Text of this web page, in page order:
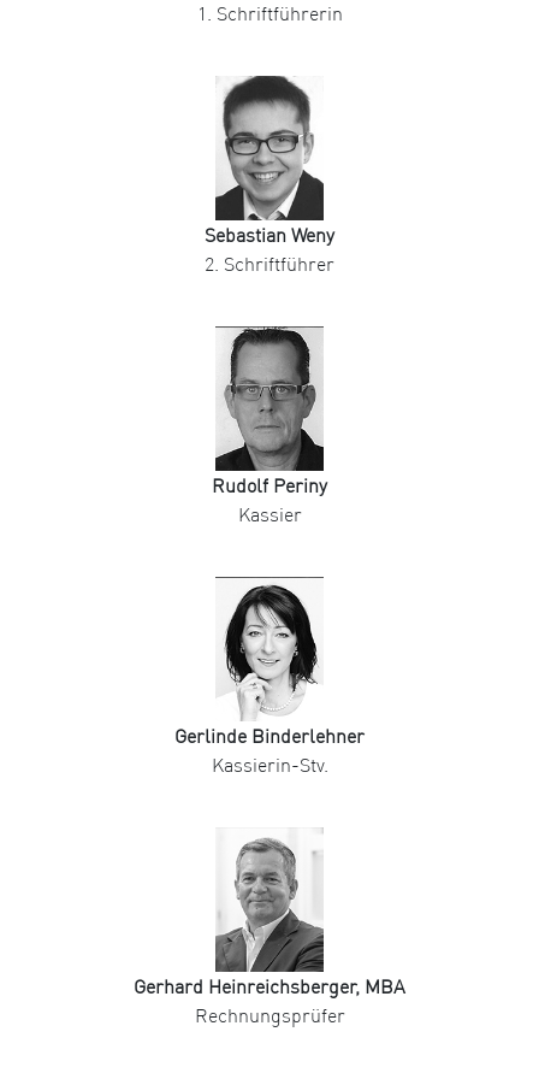
1. Schriftführerin
Sebastian Weny
2. Schriftführer
Rudolf Periny
Kassier
Gerlinde Binderlehner
Kassierin-Stv.
Gerhard Heinreichsberger, MBA
Rechnungsprüfer